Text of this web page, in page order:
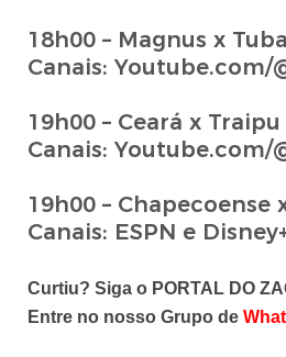
18h00 – Magnus x
Canais: Youtube.com/
19h00 – Ceará x
Canais: Youtube.com/
19h00 – Chapecoense
Canais: ESPN e
Curtiu? Siga o PORTAL DO
Entre no nosso Grupo de